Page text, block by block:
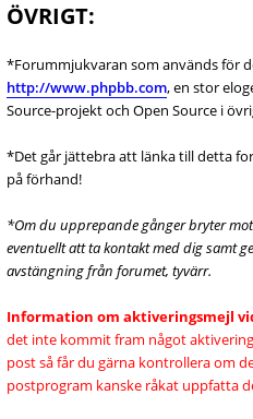
ÖVRIGT:
*Forummjukvaran som används för
http://www.phpbb.com, en stor
Source-projekt och Open Source i
*Det går jättebra att länka till detta
på förhand!
*Om du upprepande gånger bryter
eventuellt att ta kontakt med dig samt
avstängning från forumet, tyvärr.
Information om aktiveringsmejl
det inte kommit fram något
post så får du gärna kontrollera om
postprogram kanske råkat uppfatta